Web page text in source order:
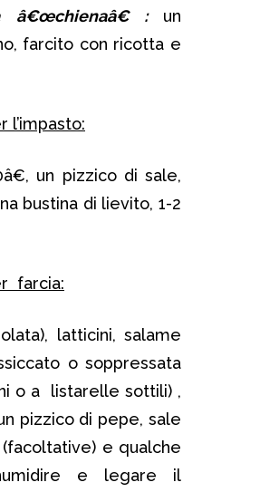
â€œchienaâ€ : un
farcito con ricotta e
l’impasto:
un pizzico di sale,
bustina di lievito, 1-2
farcia:
latticini, salame
o soppressata
o a listarelle sottili) ,
pizzico di pepe, sale
e qualche
e legare il